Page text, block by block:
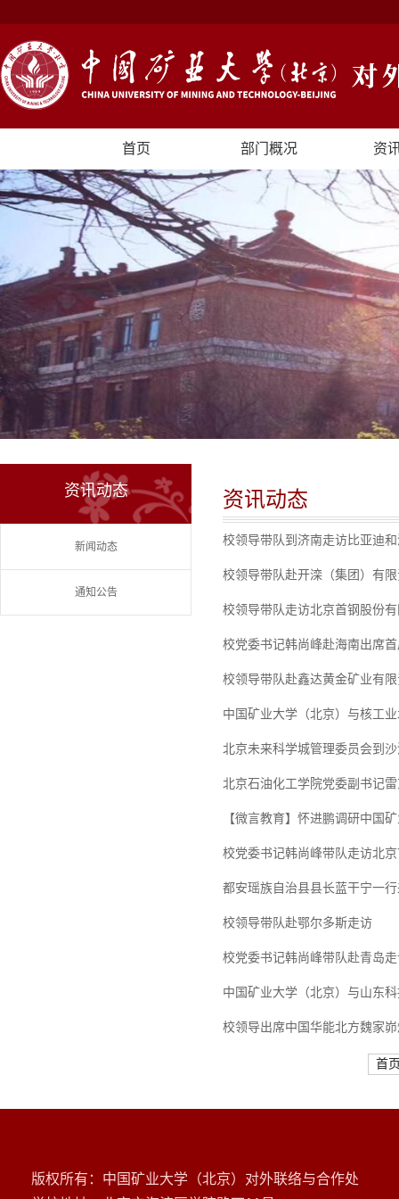
首页 部门概况 资
资讯动态
新闻动态
通知公告
资讯动态
校领导带队到济南走访比亚迪
校领导带队赴开滦（集团）有
校领导带队走访北京首钢股份
校党委书记韩尚峰赴海南出席
校领导带队赴鑫达黄金矿业有
中国矿业大学（北京）与核工
北京未来科学城管理委员会到
北京石油化工学院党委副书记
【微言教育】怀进鹏调研中国
校党委书记韩尚峰带队走访北
都安瑶族自治县县长蓝干宁一
校领导带队赴鄂尔多斯走访
校党委书记韩尚峰带队赴青岛
中国矿业大学（北京）与山东
校领导出席中国华能北方魏家
首
版权所有：中国矿业大学（北京）对外联络与合作处